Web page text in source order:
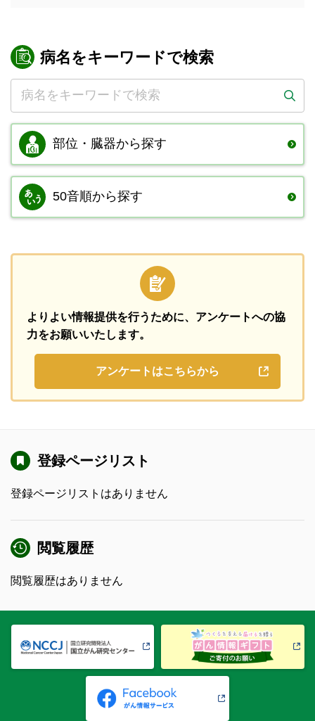
病名をキーワードで検索
部位・臓器から探す
50音順から探す
よりよい情報提供を行うために、 アンケートへの協
力をお願いいたします。
アンケートはこちらから
登録ページリスト
登録ページリストはありません
閲覧履歴
閲覧履歴はありません